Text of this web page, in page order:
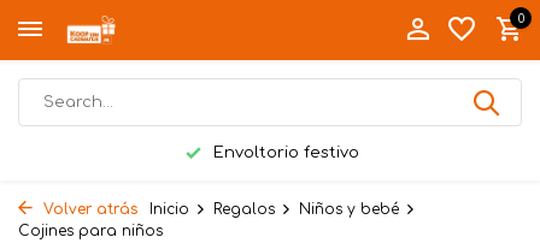
0
Envoltorio festivo
Volver atrás Inicio Regalos
Niños y bebé
Cojines para niños